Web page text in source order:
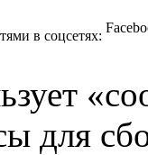
в соцсетях:
для